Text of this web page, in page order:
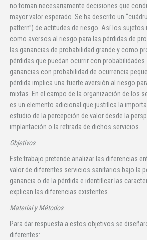
no toman necesariamente decisiones que
mayor valor esperado. Se ha descrito un
pattern”) de actitudes de riesgo. Así los
como aversos al riesgo para las pérdidas de
las ganancias de probabilidad grande y como
pérdidas que puedan ocurrir con
ganancias con probabilidad de ocurrencia
pérdida implica una fuerte aversión al riesgo
mixtas. En el campo de la organización de los
es un elemento adicional que justifica la
estudio de la percepción de valor desde la
implantación o la retirada de dichos servicios.
Objetivos
Este trabajo pretende analizar las diferencias
valor de diferentes servicios sanitarios bajo la
ganancia o de la pérdida e identificar las
explican las diferencias existentes.
Material y Métodos
Para dar respuesta a estos objetivos se
diferentes: